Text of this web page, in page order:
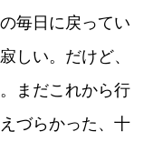
毎日に戻ってい
しい。だけど、
まだこれから行
づらかった、十